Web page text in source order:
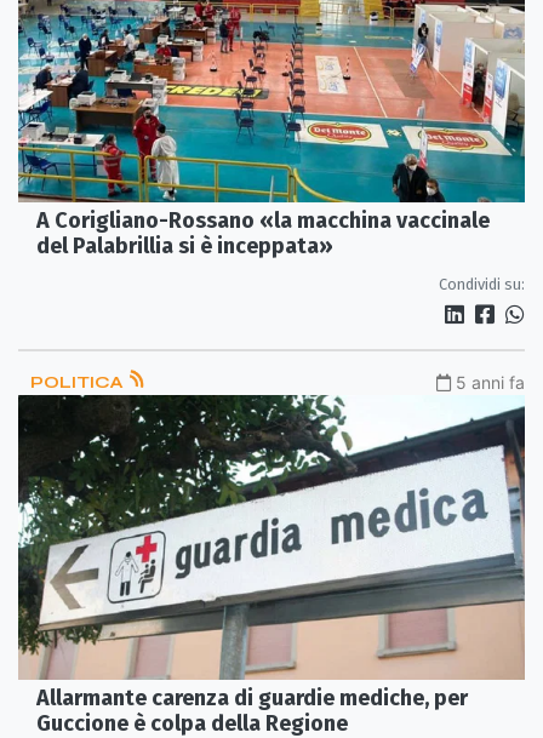
A Corigliano-Rossano «la macchina vaccinale
del Palabrillia si è inceppata»
Condividi su:
POLITICA 5 anni fa
Allarmante carenza di guardie mediche, per
Guccione è colpa della Regione